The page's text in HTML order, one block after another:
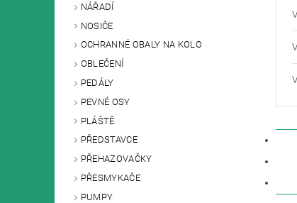
NÁŘADÍ
NOSIČE
OCHRANNÉ OBALY NA KOLO
OBLEČENÍ
PEDÁLY
PEVNÉ OSY
PLÁŠTĚ
PŘEDSTAVCE
PŘEHAZOVAČKY
PŘESMYKAČE
PUMPY